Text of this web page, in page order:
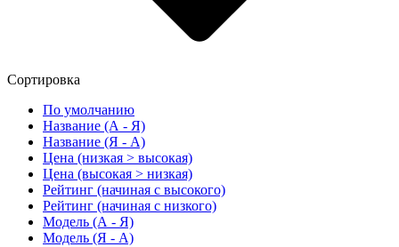
Сортировка
По умолчанию
Название (А - Я)
Название (Я - А)
Цена (низкая > высокая)
Цена (высокая > низкая)
Рейтинг (начиная с высокого)
Рейтинг (начиная с низкого)
Модель (А - Я)
Модель (Я - А)